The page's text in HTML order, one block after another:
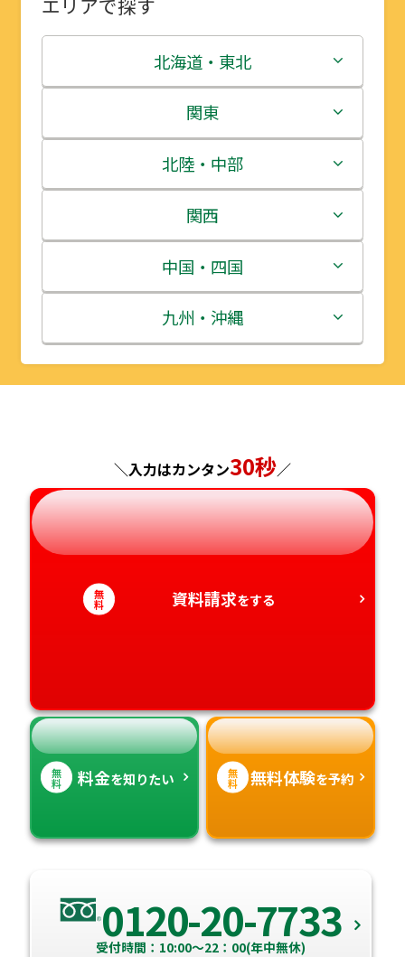
エリアで探す
北海道・東北
北海道
青森県
岩手県
宮城県
秋田県
山形県
関東
茨城県
栃木県
群馬県
埼玉県
千葉県
神奈川県
北陸・中部
新潟県
富山県
石川県
福井県
長野県
岐阜県
愛知県
関西
三重県
滋賀県
京都府
兵庫県
奈良県
中国・四国
鳥取県
島根県
広島県
山口県
高知県
九州・沖縄
福岡県
長崎県
熊本県
沖縄県
＼入力はカンタン30秒／
無
料 資料請求をする
無
料 料金を知りたい 無
料 無料体験を予約
0120-20-7733
受付時間：10:00～22：00(年中無休)